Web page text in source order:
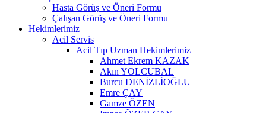
Hasta Görüş ve Öneri Formu
Çalışan Görüş ve Öneri Formu
Hekimlerimiz
Acil Servis
Acil Tıp Uzman Hekimlerimiz
Ahmet Ekrem KAZAK
Akın YOLCUBAL
Burcu DENİZLİOĞLU
Emre ÇAY
Gamze ÖZEN